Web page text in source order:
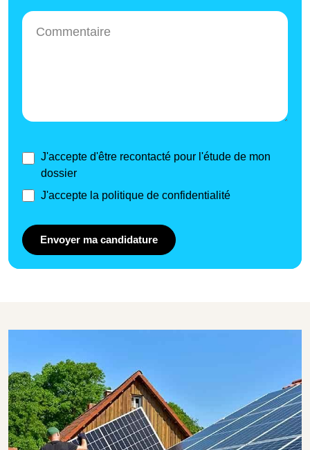
J'accepte d'être recontacté pour l'étude de mon
dossier
J'accepte la politique de confidentialité
Envoyer ma candidature